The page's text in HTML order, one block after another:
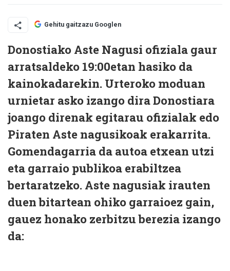
Gehitu gaitzazu Googlen
Donostiako Aste Nagusi ofiziala gaur
arratsaldeko 19:00etan hasiko da
kainokadarekin. Urteroko moduan
urnietar asko izango dira Donostiara
joango direnak egitarau ofizialak edo
Piraten Aste nagusikoak erakarrita.
Gomendagarria da autoa etxean utzi
eta garraio publikoa erabiltzea
bertaratzeko. Aste nagusiak irauten
duen bitartean ohiko garraioez gain,
gauez honako zerbitzu berezia izango
da: